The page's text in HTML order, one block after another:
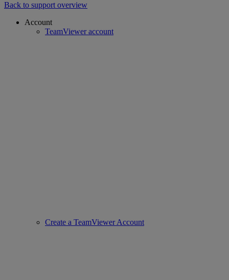
Back to support overview
Account
TeamViewer account
Create a TeamViewer Account